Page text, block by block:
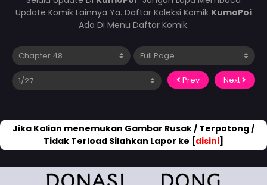
Update Komik Lainnya Ya. Daftar Koleksi Komik KumoPoi
Ada Di Menu Daftar Komik.
Prev Next
Jika Kalian menemukan Gambar Rusak / Terpotong /
Tidak Terload Silahkan Lapor ke [disini]